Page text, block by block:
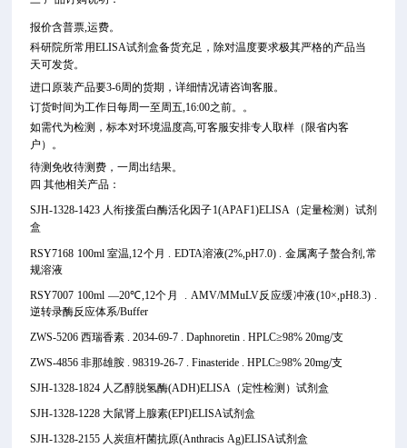
报价含普票,运费。
科研院所常用ELISA试剂盒备货充足，除对温度要求极其严格的产品当
天可发货。
进口原装产品要3-6周的货期，详细情况请咨询客服。
订货时间为工作日每周一至周五,16:00之前。。
如需代为检测，标本对环境温度高,可客服安排专人取样（限省内客
户）。
待测免收待测费，一周出结果。
四 其他相关产品：
SJH-1328-1423 人衔接蛋白酶活化因子1(APAF1)ELISA（定量检测）试剂
盒
RSY7168 100ml 室温,12个月 . EDTA溶液(2%,pH7.0) . 金属离子螯合剂,常
规溶液
RSY7007 100ml —20℃,12个月 . AMV/MMuLV反应缓冲液(10×,pH8.3) .
逆转录酶反应体系/Buffer
ZWS-5206 西瑞香素 . 2034-69-7 . Daphnoretin . HPLC≥98% 20mg/支
ZWS-4856 非那雄胺 . 98319-26-7 . Finasteride . HPLC≥98% 20mg/支
SJH-1328-1824 人乙醇脱氢酶(ADH)ELISA（定性检测）试剂盒
SJH-1328-1228 大鼠肾上腺素(EPI)ELISA试剂盒
SJH-1328-2155 人炭疽杆菌抗原(Anthracis Ag)ELISA试剂盒